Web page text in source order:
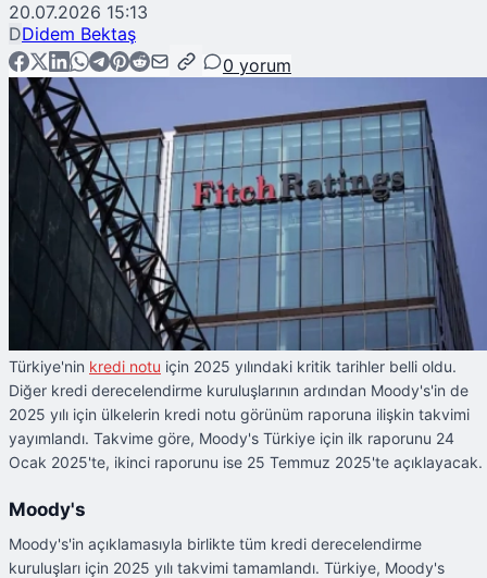
20.07.2026 15:13
DDidem Bektaş
0 yorum
Türkiye'nin kredi notu için 2025 yılındaki kritik tarihler belli oldu.
Diğer kredi derecelendirme kuruluşlarının ardından Moody's'in de
2025 yılı için ülkelerin kredi notu görünüm raporuna ilişkin takvimi
yayımlandı. Takvime göre, Moody's Türkiye için ilk raporunu 24
Ocak 2025'te, ikinci raporunu ise 25 Temmuz 2025'te açıklayacak.
Moody's
Moody's'in açıklamasıyla birlikte tüm kredi derecelendirme
kuruluşları için 2025 yılı takvimi tamamlandı. Türkiye, Moody's